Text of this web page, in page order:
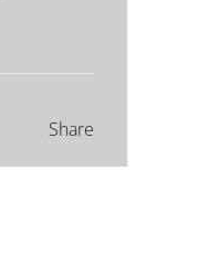
Share